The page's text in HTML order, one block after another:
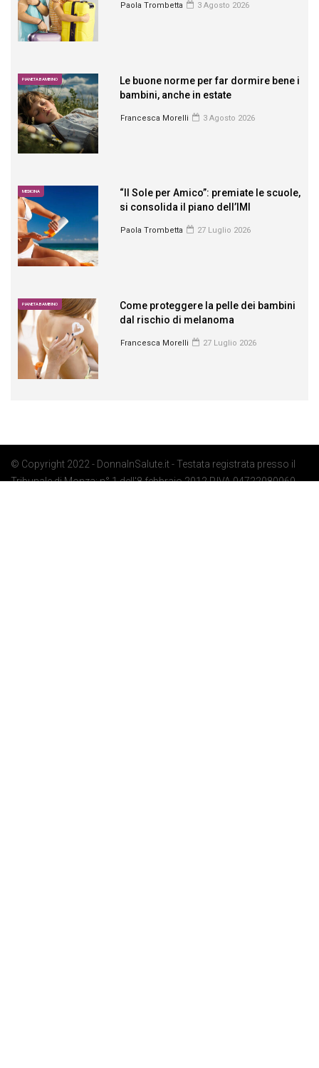
Paola Trombetta 3 Agosto 2026
PIANETA BAMBINO
Le buone norme per far dormire bene i
bambini, anche in estate
Francesca Morelli 3 Agosto 2026
MEDICINA
“Il Sole per Amico”: premiate le scuole,
si consolida il piano dell’IMI
Paola Trombetta 27 Luglio 2026
PIANETA BAMBINO
Come proteggere la pelle dei bambini
dal rischio di melanoma
Francesca Morelli 27 Luglio 2026
© Copyright 2022 - DonnaInSalute.it - Testata registrata presso il
Tribunale di Monza: n° 1 dell'8 febbraio 2012 P.IVA 04722080969 -